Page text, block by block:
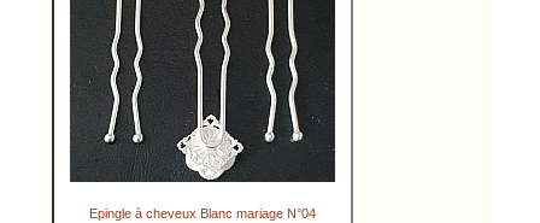
Epingle à cheveux Blanc mariage N°04